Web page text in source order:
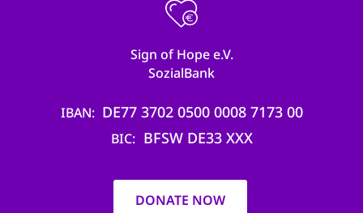
Sign of Hope e.V.
SozialBank
IBAN DE77 3702 0500 0008 7173 00
BIC BFSW DE33 XXX
DONATE NOW